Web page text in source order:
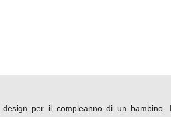
per il compleanno di un bambino.